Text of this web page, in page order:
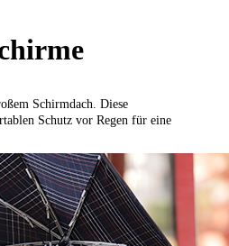
Schirmdach. Diese
Schutz vor Regen für eine